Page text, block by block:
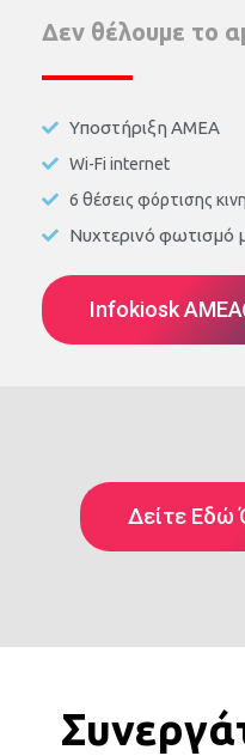
Δεν θέλουμε το
Υποστήριξη ΑΜΕΑ
Wi-Fi internet
6 θέσεις φόρτισης
Νυχτερινό φωτισμό
Infokiosk AMEA
Δείτε Εδώ